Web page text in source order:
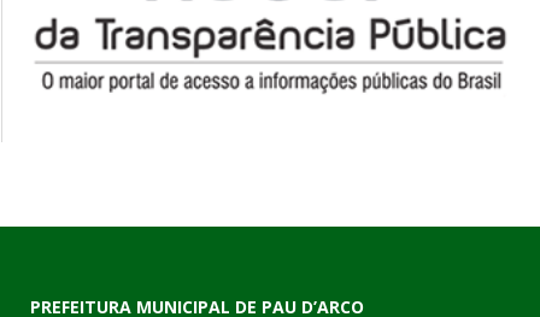
PREFEITURA MUNICIPAL DE PAU D’ARCO